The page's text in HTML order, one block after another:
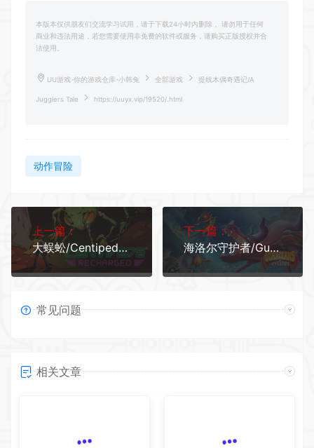
本版本仅供朋友们交流学习试用，请于下载24小时内删除， 请勿用于任何
商业和违法用途，若您需要使用非免费的软件或服务，请购买正版授权并合
法使用。
UU游戏-你的游戏仓库-小韩兔 全部游戏 提线木偶奇遇记/A
Jugglers Tale https://uuyx.vip/19520/.html
动作冒险
上一篇：
大蜈蚣/Centipede: Recharged
下一篇：
海洛尔守护者/Guardians of Hyelore（V4.31）
常见问题
相关文章